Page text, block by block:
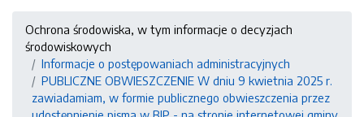
Ochrona środowiska, w tym informacje o decyzjach
środowiskowych
Informacje o postępowaniach administracyjnych
PUBLICZNE OBWIESZCZENIE W dniu 9 kwietnia 2025 r.
zawiadamiam, w formie publicznego obwieszczenia przez